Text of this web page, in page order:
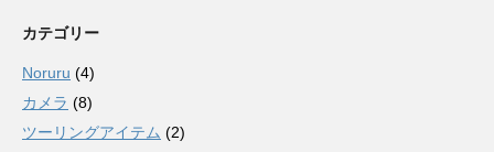
カテゴリー
Noruru (4)
カメラ (8)
ツーリングアイテム (2)